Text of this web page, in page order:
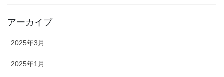
アーカイブ
2025年3月
2025年1月